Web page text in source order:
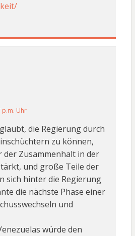
p.m. Uhr
die Regierung durch
zu können,
der Zusammenhalt in der
und große Teile der
sich hinter die Regierung
die nächste Phase einer
und
würde den